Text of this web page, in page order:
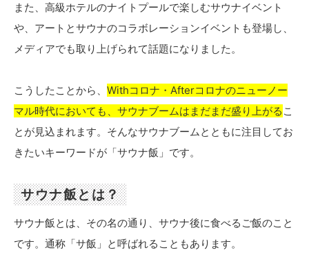
また、高級ホテルのナイトプールで楽しむサウナイベント
や、アートとサウナのコラボレーションイベントも登場し、
メディアでも取り上げられて話題になりました。
こうしたことから、 Withコロナ・Afterコロナのニューノー
マル時代においても、サウナブームはまだまだ盛り上がる こ
とが見込まれます。そんなサウナブームとともに注目してお
きたいキーワードが「サウナ飯」です。
サウナ飯とは？
サウナ飯とは、その名の通り、サウナ後に食べるご飯のこと
です。通称「サ飯」と呼ばれることもあります。